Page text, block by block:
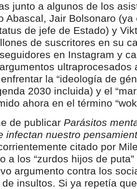
junto a algunos de los
Abascal, Jair Bolsonaro
de jefe de Estado) y
de suscritores en su
en Instagram y
ultraprocesados
la “ideología de
2030 incluida) y el
ahora en el término
de publicar Parásitos
infectan nuestro
citado por
a los “zurdos hijos de
argumento contra los
insultos. Si ya repetía